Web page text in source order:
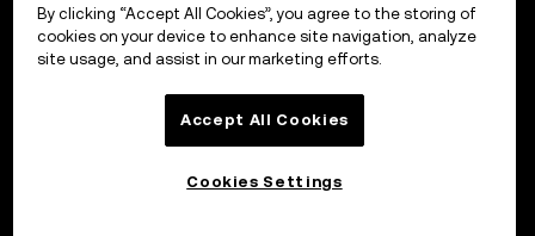
By clicking “Accept All Cookies”, you agree to the storing of
cookies on your device to enhance site navigation, analyze
site usage, and assist in our marketing efforts.
Accept All Cookies
Cookies Settings